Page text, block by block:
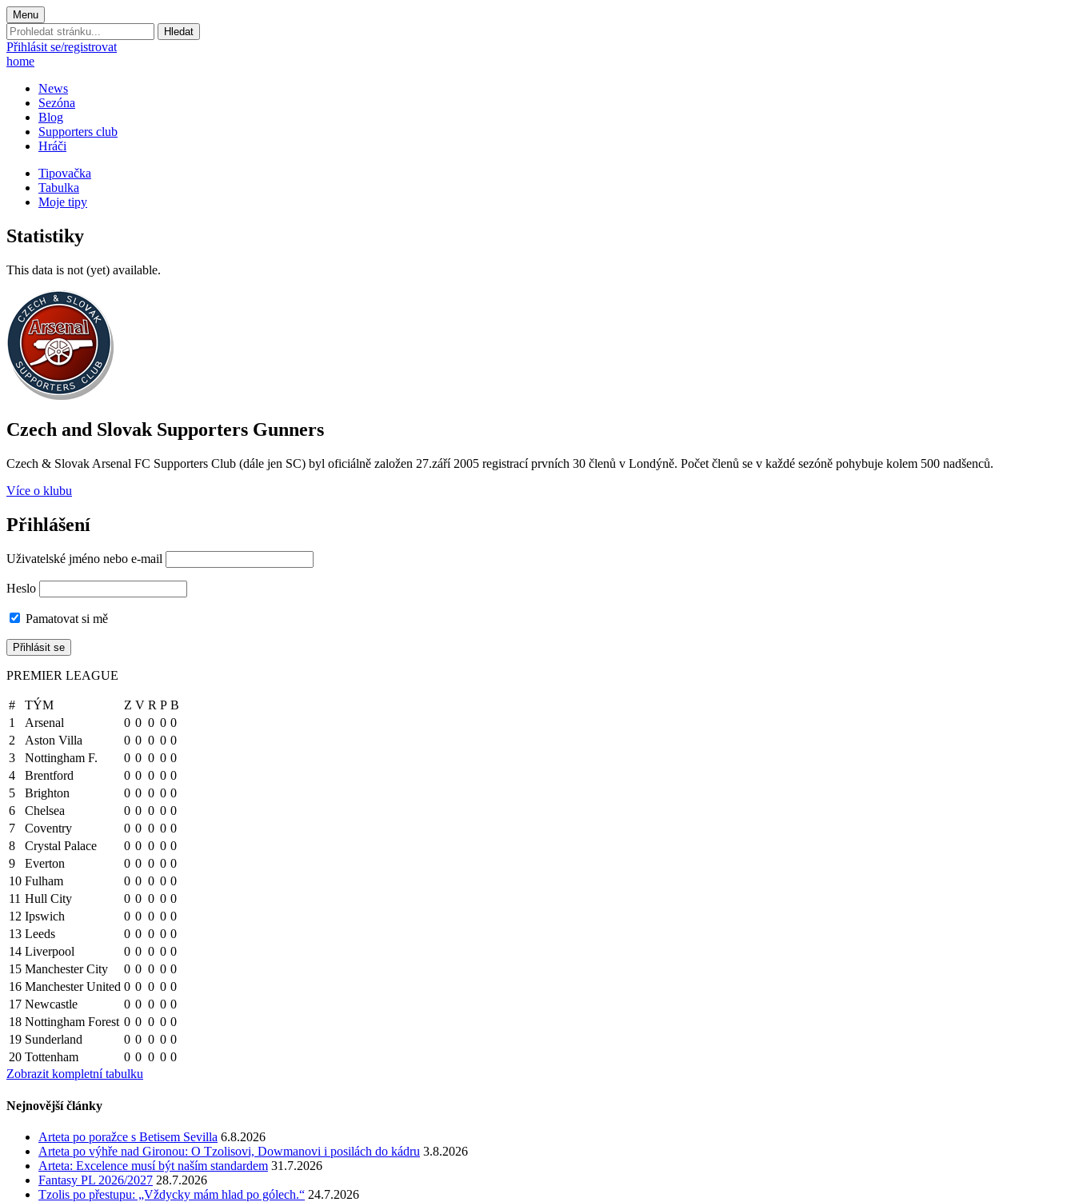
Menu
Prohledat
stránku:
Přihlásit se/registrovat
home
News
Sezóna
Blog
Supporters club
Hráči
Tipovačka
Tabulka
Moje tipy
Statistiky
This data is not (yet) available.
Czech and Slovak Supporters Gunners
Czech & Slovak Arsenal FC Supporters Club (dále jen SC) byl oficiálně založen 27.září 2005 registrací prvních 30 členů v Londýně. Počet členů se v každé sezóně pohybuje kolem 500 nadšenců.
Více o klubu
Přihlášení
Uživatelské jméno nebo e-mail
Heslo
Pamatovat si mě
PREMIER LEAGUE
# TÝM Z V R P B
1
Arsenal 0 0 0 0 0
2
Aston Villa 0 0 0 0 0
3
Nottingham F. 0 0 0 0 0
4
Brentford 0 0 0 0 0
5
Brighton 0 0 0 0 0
6
Chelsea 0 0 0 0 0
7
Coventry 0 0 0 0 0
8
Crystal Palace 0 0 0 0 0
9
Everton 0 0 0 0 0
10 Fulham 0 0 0 0 0
11 Hull City 0 0 0 0 0
12 Ipswich 0 0 0 0 0
13 Leeds 0 0 0 0 0
14 Liverpool 0 0 0 0 0
15 Manchester City 0 0 0 0 0
16 Manchester United 0 0 0 0 0
17 Newcastle 0 0 0 0 0
18 Nottingham Forest 0 0 0 0 0
19 Sunderland 0 0 0 0 0
20 Tottenham 0 0 0 0 0
Zobrazit kompletní tabulku
Nejnovější články
Arteta po poražce s Betisem Sevilla 6.8.2026
Arteta po výhře nad Gironou: O Tzolisovi, Dowmanovi i posilách do kádru 3.8.2026
Arteta: Excelence musí být naším standardem 31.7.2026
Fantasy PL 2026/2027 28.7.2026
Tzolis po přestupu: „Vždycky mám hlad po gólech.“ 24.7.2026